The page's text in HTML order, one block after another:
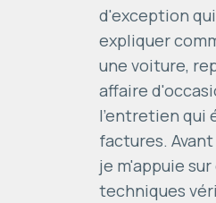
d'exception
expliquer
une voiture,
affaire
l'entretien qui
factures.
je m'appuie
techniques